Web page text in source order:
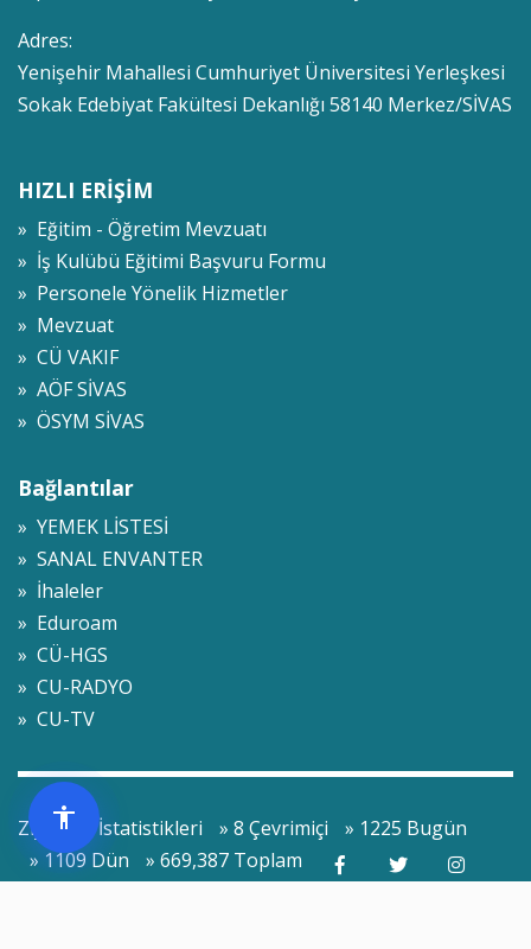
Adres:
Yenişehir Mahallesi Cumhuriyet Üniversitesi Yerleşkesi
Sokak Edebiyat Fakültesi Dekanlığı 58140 Merkez/SİVAS
HIZLI ERİŞİM
» Eğitim - Öğretim Mevzuatı
» İş Kulübü Eğitimi Başvuru Formu
» Personele Yönelik Hizmetler
» Mevzuat
» CÜ VAKIF
» AÖF SİVAS
» ÖSYM SİVAS
Bağlantılar
» YEMEK LİSTESİ
» SANAL ENVANTER
» İhaleler
» Eduroam
» CÜ-HGS
» CU-RADYO
» CU-TV
Ziyaretçi İstatistikleri » 8 Çevrimiçi
» 1225 Bugün
» 1109 Dün
» 669,387 Toplam